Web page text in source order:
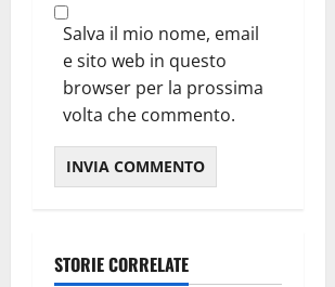
Salva il mio nome, email
e sito web in questo
browser per la prossima
volta che commento.
STORIE CORRELATE